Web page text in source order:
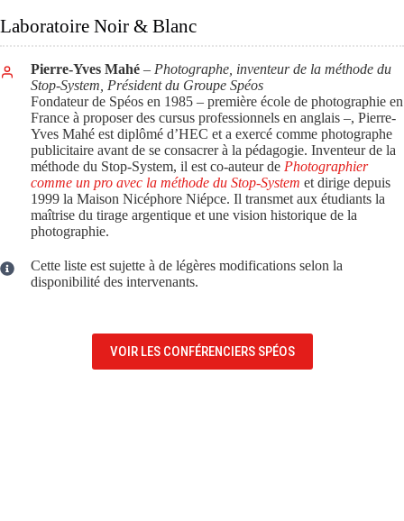
Laboratoire Noir & Blanc
Pierre-Yves Mahé – Photographe, inventeur de la méthode du
Stop-System, Président du Groupe Spéos
Fondateur de Spéos en 1985 – première école de photographie en
France à proposer des cursus professionnels en anglais –, Pierre-
Yves Mahé est diplômé d’HEC et a exercé comme photographe
publicitaire avant de se consacrer à la pédagogie. Inventeur de la
méthode du Stop-System, il est co-auteur de Photographier
comme un pro avec la méthode du Stop-System et dirige depuis
1999 la Maison Nicéphore Niépce. Il transmet aux étudiants la
maîtrise du tirage argentique et une vision historique de la
photographie.
Cette liste est sujette à de légères modifications selon la
disponibilité des intervenants.
VOIR LES CONFÉRENCIERS SPÉOS